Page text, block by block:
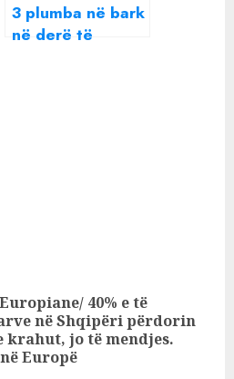
3 plumba në bark
në derë të
40% e të
në Shqipëri përdorin
krahut, jo të mendjes.
Europë